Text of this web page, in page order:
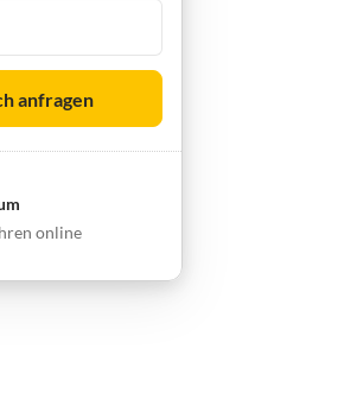
anfragen
online